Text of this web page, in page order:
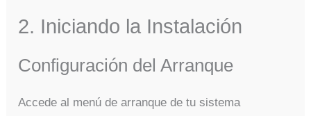
2. Iniciando la Instalación
Configuración del Arranque
Accede al menú de arranque de tu sistema